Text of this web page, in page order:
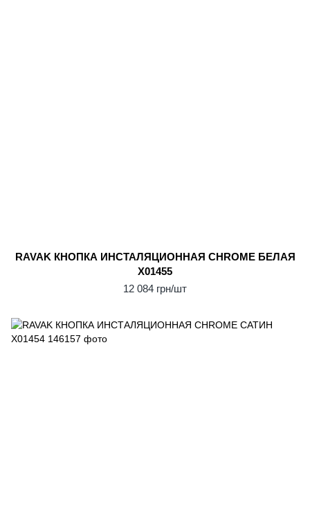
RAVAK КНОПКА ИНСТАЛЯЦИОННАЯ CHROME БЕЛАЯ
X01455
12 084 грн/шт